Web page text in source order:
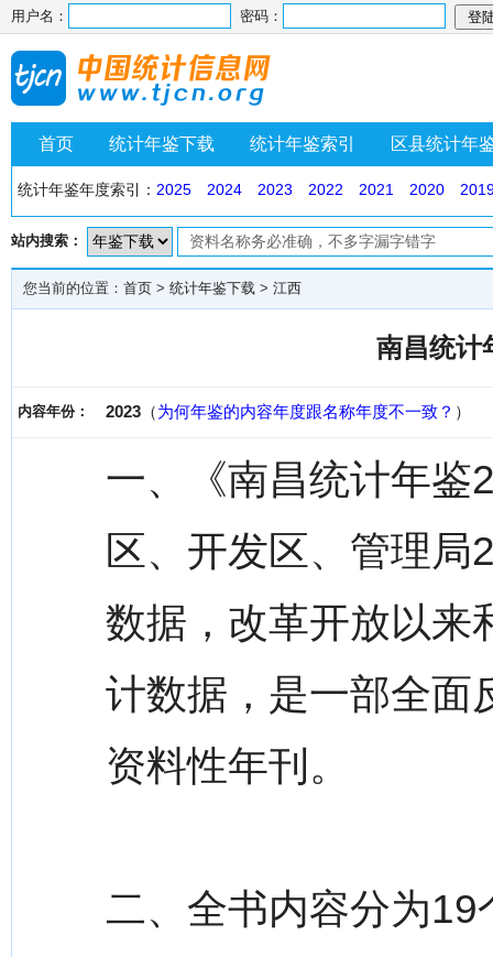
用户名： 密码：
首页 统计年鉴下载 统计年鉴索引 区县统计年
统计年鉴年度索引： 2025 2024 2023 2022 2021 2020
站内搜索：
您当前的位置： 首页 > 统计年鉴下载 > 江西
南昌统计
内容年份： 2023 （为何年鉴的内容年度跟名称年度不一致？ ）
一、《南昌统计年鉴
区、开发区、管理
数据，改革开放以来
计数据，是一部全面
资料性年刊。
二、全书内容分为